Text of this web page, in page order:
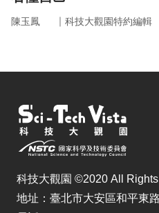
陳玉鳳 ｜ 科技大觀園特約編輯
科技大觀園 ©2020 All
地址：臺北市大安區和平東